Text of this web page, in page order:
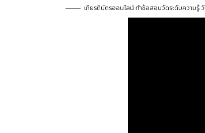
เกียรติบัตรออนไลน์ ทำข้อสอบวัดระดับความรู้